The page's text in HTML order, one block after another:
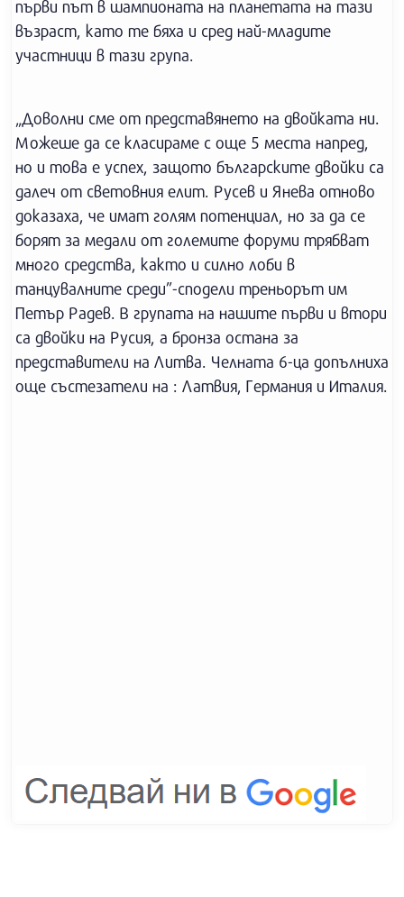
първи път в шампионата на планетата на тази
възраст, като те бяха и сред най-младите
участници в тази група.
„Доволни сме от представянето на двойката ни.
Можеше да се класираме с още 5 места напред,
но и това е успех, защото българските двойки са
далеч от световния елит. Русев и Янева отново
доказаха, че имат голям потенциал, но за да се
борят за медали от големите форуми трябват
много средства, както и силно лоби в
танцувалните среди”-сподели треньорът им
Петър Радев. В групата на нашите първи и втори
са двойки на Русия, а бронза остана за
представители на Литва. Челната 6-ца допълниха
още състезатели на : Латвия, Германия и Италия.